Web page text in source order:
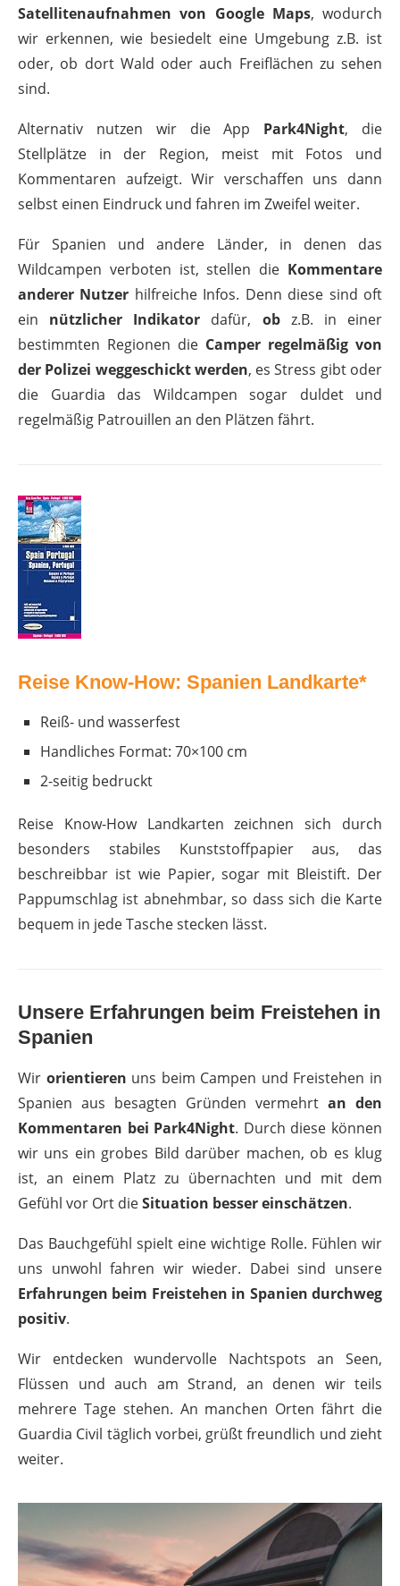
Satellitenaufnahmen von Google Maps, wodurch
wir erkennen, wie besiedelt eine Umgebung z.B. ist
oder, ob dort Wald oder auch Freiflächen zu sehen
sind.
Alternativ nutzen wir die App Park4Night, die
Stellplätze in der Region, meist mit Fotos und
Kommentaren aufzeigt. Wir verschaffen uns dann
selbst einen Eindruck und fahren im Zweifel weiter.
Für Spanien und andere Länder, in denen das
Wildcampen verboten ist, stellen die Kommentare
anderer Nutzer hilfreiche Infos. Denn diese sind oft
ein nützlicher Indikator dafür, obz.B. in einer
bestimmten Regionen die Camper regelmäßig von
der Polizei weggeschickt werden, es Stress gibt oder
die Guardia das Wildcampen sogar duldet und
regelmäßig Patrouillen an den Plätzen fährt.
Reise Know-How: Spanien Landkarte*
Reiß- und wasserfest
Handliches Format: 70×100 cm
2-seitig bedruckt
Reise Know-How Landkarten zeichnen sich durch
besonders stabiles Kunststoffpapier aus, das
beschreibbar ist wie Papier, sogar mit Bleistift. Der
Pappumschlag ist abnehmbar, so dass sich die Karte
bequem in jede Tasche stecken lässt.
Unsere Erfahrungen beim Freistehen in
Spanien
Wir orientieren uns beim Campen und Freistehen in
Spanien aus besagten Gründen vermehrt an den
Kommentaren bei Park4Night. Durch diese können
wir uns ein grobes Bild darüber machen, ob es klug
ist, an einem Platz zu übernachten und mit dem
Gefühl vor Ort dieSituation besser einschätzen.
Das Bauchgefühl spielt eine wichtige Rolle. Fühlen wir
uns unwohl fahren wir wieder. Dabei sind unsere
Erfahrungen beim Freistehen in Spanien durchweg
positiv.
Wir entdecken wundervolle Nachtspots an Seen,
Flüssen und auch am Strand, an denen wir teils
mehrere Tage stehen. An manchen Orten fährt die
Guardia Civil täglich vorbei, grüßt freundlich und zieht
weiter.